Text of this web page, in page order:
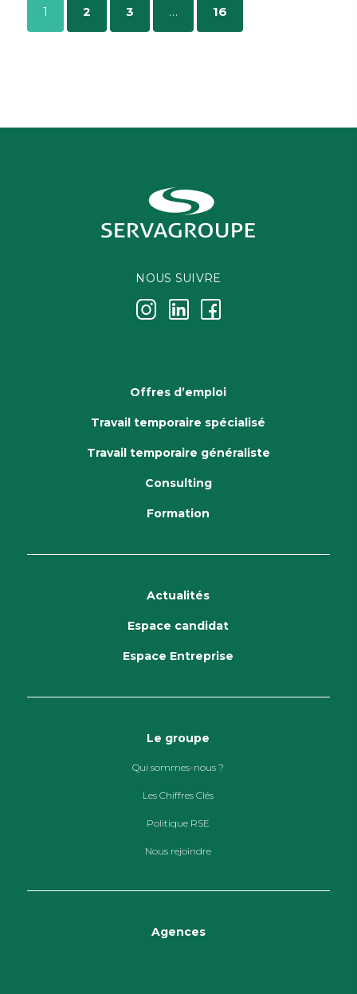
1 2 3 … 16
NOUS SUIVRE
j k i
Offres d’emploi
Travail temporaire spécialisé
Travail temporaire généraliste
Consulting
Formation
Actualités
Espace candidat
Espace Entreprise
Le groupe
Qui sommes-nous ?
Les Chiffres Clés
Politique RSE
Nous rejoindre
Agences